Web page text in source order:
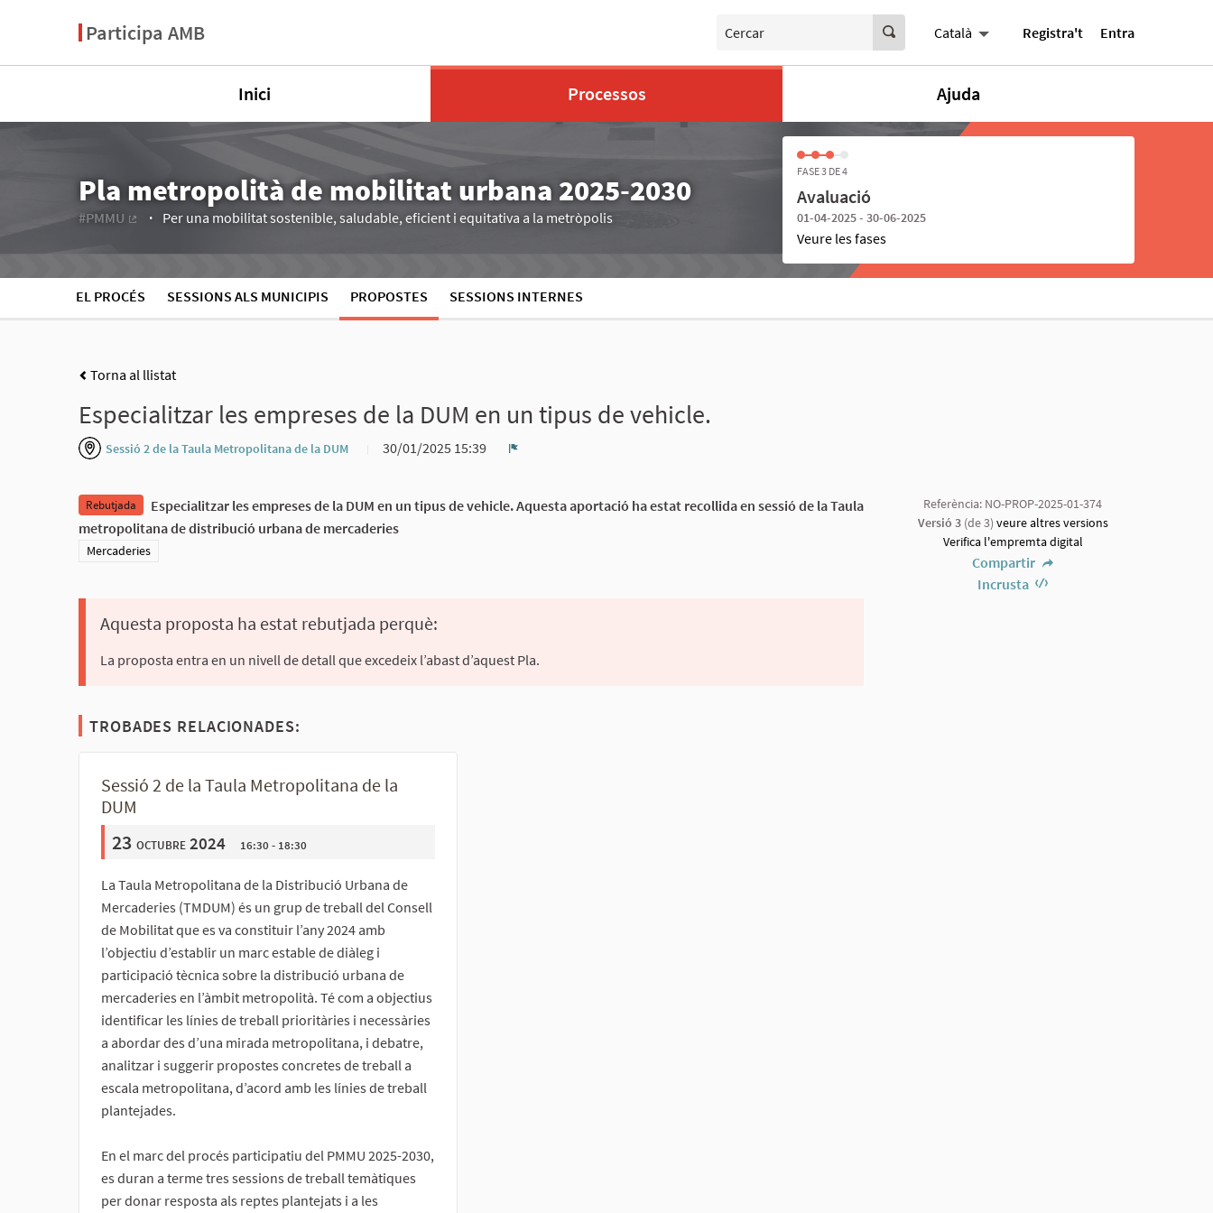
Participa AMB Cercar Català Registra't Entra
Inici Processos Ajuda
Pla metropolità de mobilitat urbana 2025-2030
#PMMU
Per una mobilitat sostenible, saludable, eficient i equitativa a la metròpolis
FASE 3 DE 4
Avaluació
01-04-2025 - 30-06-2025
Veure les fases
EL PROCÉS SESSIONS ALS MUNICIPIS PROPOSTES SESSIONS INTERNES
Torna al llistat
Especialitzar les empreses de la DUM en un tipus de vehicle.
Sessió 2 de la Taula Metropolitana de la DUM
30/01/2025 15:39
Rebutjada
Especialitzar les empreses de la DUM en un tipus de vehicle. Aquesta aportació ha estat recollida en sessió de la Taula
metropolitana de distribució urbana de mercaderies
Resultats al filtrar per la categoria: Mercaderies
Mercaderies
Aquesta proposta ha estat rebutjada perquè:
La proposta entra en un nivell de detall que excedeix l’abast d’aquest Pla.
TROBADES RELACIONADES:
Sessió 2 de la Taula Metropolitana de la
DUM
23 octubre 2024 16:30 - 18:30
La Taula Metropolitana de la Distribució Urbana de
Mercaderies (TMDUM) és un grup de treball del Consell
de Mobilitat que es va constituir l’any 2024 amb
l’objectiu d’establir un marc estable de diàleg i
participació tècnica sobre la distribució urbana de
mercaderies en l’àmbit metropolità. Té com a objectius
identificar les línies de treball prioritàries i necessàries
a abordar des d’una mirada metropolitana, i debatre,
analitzar i suggerir propostes concretes de treball a
escala metropolitana, d’acord amb les línies de treball
plantejades.
En el marc del procés participatiu del PMMU 2025-2030,
es duran a terme tres sessions de treball temàtiques
per donar resposta als reptes plantejats i a les
Referència: NO-PROP-2025-01-374
Versió 3(de 3) veure altres versions
Verifica l'empremta digital
Compartir
Incrusta